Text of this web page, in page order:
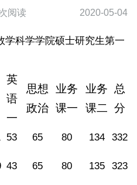
生编号英语一思想政治业
阅读 2020-05-04
科学学院硕士研究生第一
英
语
一
思想
政治
业务
课一
业务
课二
总
分
53 65 80 134 332
43 65 80 135 323